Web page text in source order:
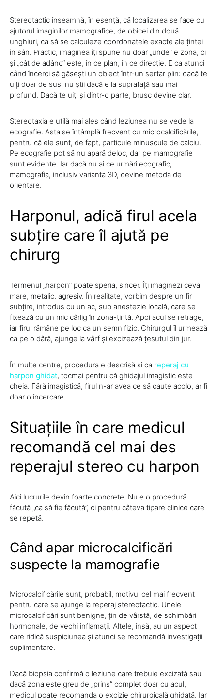
Stereotactic înseamnă, în esență, că localizarea se face cu
ajutorul imaginilor mamografice, de obicei din două
unghiuri, ca să se calculeze coordonatele exacte ale țintei
în sân. Practic, imaginea îți spune nu doar „unde” e zona, ci
și „cât de adânc” este, în ce plan, în ce direcție. E ca atunci
când încerci să găsești un obiect într-un sertar plin: dacă te
uiți doar de sus, nu știi dacă e la suprafață sau mai
profund. Dacă te uiți și dintr-o parte, brusc devine clar.
Stereotaxia e utilă mai ales când leziunea nu se vede la
ecografie. Asta se întâmplă frecvent cu microcalcificările,
pentru că ele sunt, de fapt, particule minuscule de calciu.
Pe ecografie pot să nu apară deloc, dar pe mamografie
sunt evidente. Iar dacă nu ai ce urmări ecografic,
mamografia, inclusiv varianta 3D, devine metoda de
orientare.
Harponul, adică firul acela
subțire care îl ajută pe
chirurg
Termenul „harpon” poate speria, sincer. Îți imaginezi ceva
mare, metalic, agresiv. În realitate, vorbim despre un fir
subțire, introdus cu un ac, sub anestezie locală, care se
fixează cu un mic cârlig în zona-țintă. Apoi acul se retrage,
iar firul rămâne pe loc ca un semn fizic. Chirurgul îl urmează
ca pe o dâră, ajunge la vârf și excizează țesutul din jur.
În multe centre, procedura e descrisă și ca reperaj cu
harpon ghidat, tocmai pentru că ghidajul imagistic este
cheia. Fără imagistică, firul n-ar avea ce să caute acolo, ar fi
doar o încercare.
Situațiile în care medicul
recomandă cel mai des
reperajul stereo cu harpon
Aici lucrurile devin foarte concrete. Nu e o procedură
făcută „ca să fie făcută”, ci pentru câteva tipare clinice care
se repetă.
Când apar microcalcificări
suspecte la mamografie
Microcalcificările sunt, probabil, motivul cel mai frecvent
pentru care se ajunge la reperaj stereotactic. Unele
microcalcificări sunt benigne, țin de vârstă, de schimbări
hormonale, de vechi inflamații. Altele, însă, au un aspect
care ridică suspiciunea și atunci se recomandă investigații
suplimentare.
Dacă biopsia confirmă o leziune care trebuie excizată sau
dacă zona este greu de „prins” complet doar cu acul,
medicul poate recomanda o excizie chirurgicală ghidată. Iar